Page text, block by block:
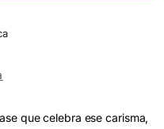
que celebra ese carisma,